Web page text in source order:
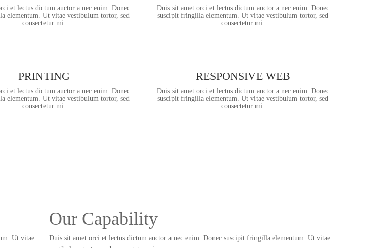
et lectus dictum auctor a nec enim. Donec
elementum. Ut vitae vestibulum tortor, sed
consectetur mi.
Duis sit amet orci et lectus dictum auctor a nec enim. Donec
suscipit fringilla elementum. Ut vitae vestibulum tortor, sed
consectetur mi.
PRINTING
et lectus dictum auctor a nec enim. Donec
elementum. Ut vitae vestibulum tortor, sed
consectetur mi.
RESPONSIVE WEB
Duis sit amet orci et lectus dictum auctor a nec enim. Donec
suscipit fringilla elementum. Ut vitae vestibulum tortor, sed
consectetur mi.
Ut vitae
Our Capability
Duis sit amet orci et lectus dictum auctor a nec enim. Donec suscipit fringilla elementum. Ut vitae